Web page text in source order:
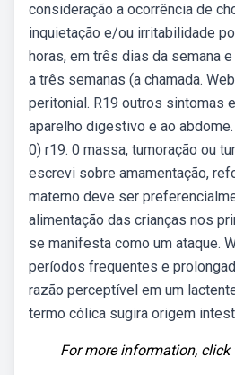
consideração a ocorrência de
inquietação e/ou irritabilidade
horas, em três dias da semana
a três semanas (a chamada.
peritonial. R19 outros sintomas
aparelho digestivo e ao
0) r19. 0 massa, tumoração ou
escrevi sobre amamentação,
materno deve ser
alimentação das crianças nos
se manifesta como um ataque.
períodos frequentes e
razão perceptível em um
termo cólica sugira origem
For more information, click